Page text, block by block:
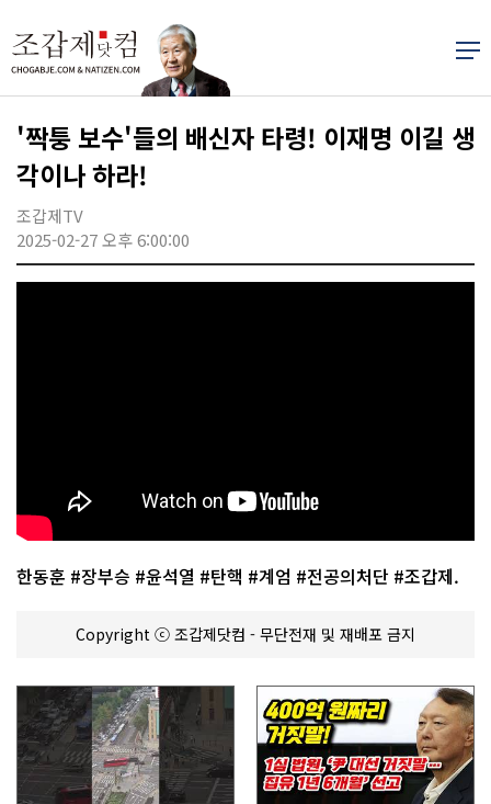
'짝퉁 보수'들의 배신자 타령! 이재명 이길 생
각이나 하라!
조갑제TV
2025-02-27 오후 6:00:00
한동훈 #장부승 #윤석열 #탄핵 #계엄 #전공의처단 #조갑제.
Copyright ⓒ 조갑제닷컴 - 무단전재 및 재배포 금지